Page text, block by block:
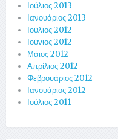
Ιούλιος 2013
Ιανουάριος 2013
Ιούλιος 2012
Ιούνιος 2012
Μάιος 2012
Απρίλιος 2012
Φεβρουάριος 2012
Ιανουάριος 2012
Ιούλιος 2011